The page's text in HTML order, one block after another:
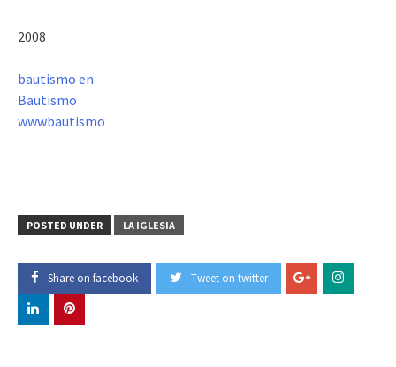
2008
bautismo en
Bautismo
wwwbautismo
POSTED UNDER LA IGLESIA
Share on facebook Tweet on twitter